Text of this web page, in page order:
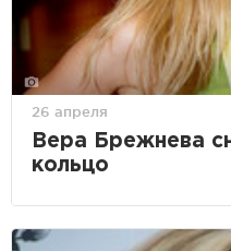
26 апреля
Вера Брежнева
кольцо